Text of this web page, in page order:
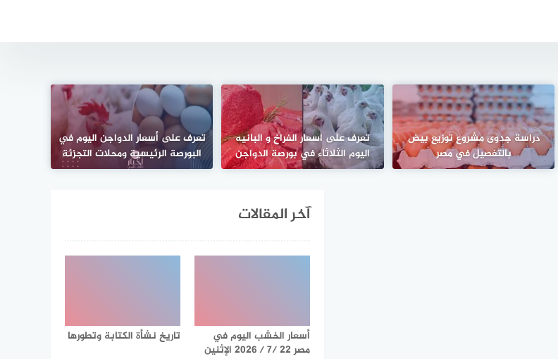
دراسة جدوى مشروع توزيع بيض
بالتفصيل في مصر
تعرف على اسعار الفراخ و البانيه
اليوم الثلاثاء في بورصة الدواجن
تعرف على أسعار الدواجن اليوم في
البورصة الرئيسية ومحلات التجزئة
آخر المقالات
أسعار الخشب اليوم في
مصر 22 /7 / 2026 الإثنين
تاريخ نشأة الكتابة وتطورها